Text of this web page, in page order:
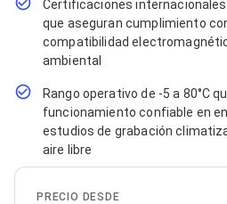
Adaptadores PC IDE
Adaptadores PC Teclado
Bluetooth
Adaptadores Video
Adaptadores Video
Divisores de Video
Adaptadores Video HDMI
Extensores y Receptores de
Adaptadores Video DVI
Adaptadores Video VGA / HD15
Repetidores USB
Certificaciones internacionales
que aseguran cumplimiento
compatibilidad
ambiental
Rango operativo de -5 a 80°C
funcionamiento confiable en
estudios de grabación
aire libre
PRECIO DESDE